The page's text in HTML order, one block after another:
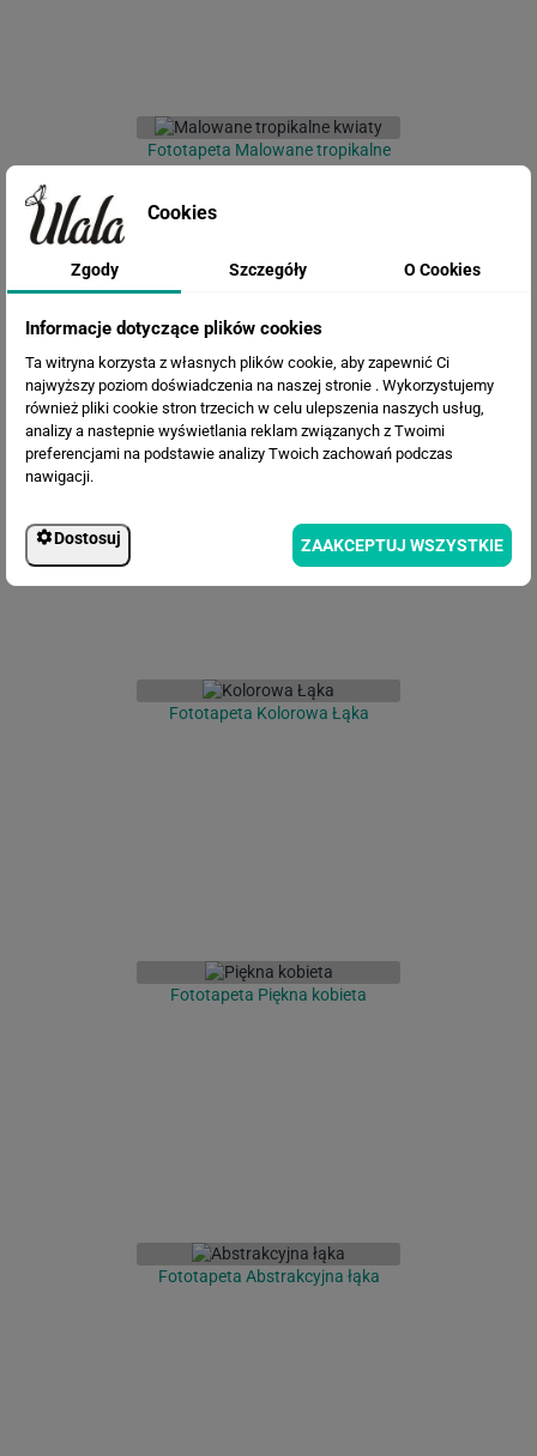
Fototapeta Malowane tropikalne
Fototapeta Kobieta z rybką
Fototapeta Kolorowa Łąka
Fototapeta Piękna kobieta
Fototapeta Abstrakcyjna łąka
Cookies
Zgody Szczegóły O Cookies
Informacje dotyczące plików cookies
Ta witryna korzysta z własnych plików cookie, aby zapewnić Ci
najwyższy poziom doświadczenia na naszej stronie . Wykorzystujemy
również pliki cookie stron trzecich w celu ulepszenia naszych usług,
analizy a nastepnie wyświetlania reklam związanych z Twoimi
preferencjami na podstawie analizy Twoich zachowań podczas
nawigacji.
Dostosuj ZAAKCEPTUJ WSZYSTKIE